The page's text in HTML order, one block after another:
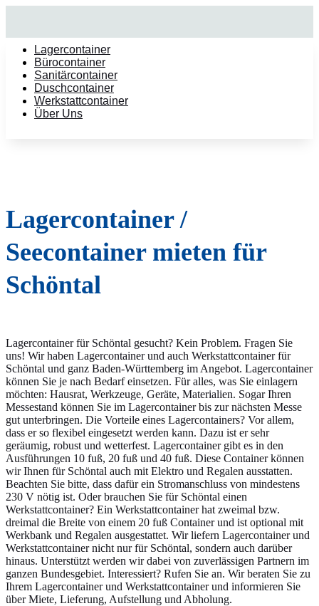
Lagercontainer
Bürocontainer
Sanitärcontainer
Duschcontainer
Werkstattcontainer
Über Uns
Lagercontainer /
Seecontainer mieten für
Schöntal
Lagercontainer für Schöntal gesucht? Kein Problem. Fragen Sie
uns! Wir haben Lagercontainer und auch Werkstattcontainer für
Schöntal und ganz Baden-Württemberg im Angebot. Lagercontainer
können Sie je nach Bedarf einsetzen. Für alles, was Sie einlagern
möchten: Hausrat, Werkzeuge, Geräte, Materialien. Sogar Ihren
Messestand können Sie im Lagercontainer bis zur nächsten Messe
gut unterbringen. Die Vorteile eines Lagercontainers? Vor allem,
dass er so flexibel eingesetzt werden kann. Dazu ist er sehr
geräumig, robust und wetterfest. Lagercontainer gibt es in den
Ausführungen 10 fuß, 20 fuß und 40 fuß. Diese Container können
wir Ihnen für Schöntal auch mit Elektro und Regalen ausstatten.
Beachten Sie bitte, dass dafür ein Stromanschluss von mindestens
230 V nötig ist. Oder brauchen Sie für Schöntal einen
Werkstattcontainer? Ein Werkstattcontainer hat zweimal bzw.
dreimal die Breite von einem 20 fuß Container und ist optional mit
Werkbank und Regalen ausgestattet. Wir liefern Lagercontainer und
Werkstattcontainer nicht nur für Schöntal, sondern auch darüber
hinaus. Unterstützt werden wir dabei von zuverlässigen Partnern im
ganzen Bundesgebiet. Interessiert? Rufen Sie an. Wir beraten Sie zu
Ihrem Lagercontainer und Werkstattcontainer und informieren Sie
über Miete, Lieferung, Aufstellung und Abholung.